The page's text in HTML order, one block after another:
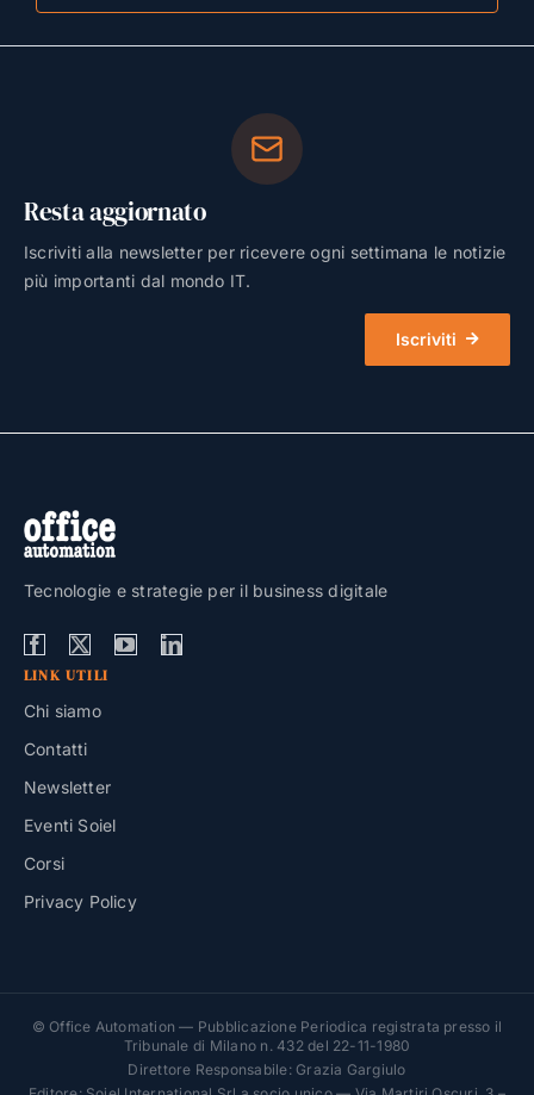
Resta aggiornato
Iscriviti alla newsletter per ricevere ogni settimana le notizie
più importanti dal mondo IT.
Iscriviti
Tecnologie e strategie per il business digitale
LINK UTILI
Chi siamo
Contatti
Newsletter
Eventi Soiel
Corsi
Privacy Policy
© Office Automation — Pubblicazione Periodica registrata presso il
Tribunale di Milano n. 432 del 22-11-1980
Direttore Responsabile: Grazia Gargiulo